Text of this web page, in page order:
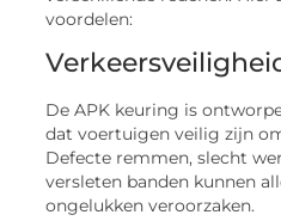
voordelen:
De APK keuring is
dat voertuigen veilig zijn
Defecte remmen, slecht
versleten banden kunnen
ongelukken veroorzaken.